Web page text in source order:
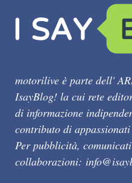
motorilive è parte dell'
IsayBlog! la cui rete
di informazione
contributo di
Per pubblicità,
collaborazioni: